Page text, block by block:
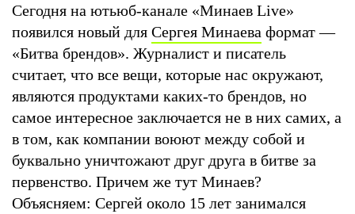
Сегодня на ютьюб-канале «Минаев Live»
появился новый для Сергея Минаева формат —
«Битва брендов». Журналист и писатель
считает, что все вещи, которые нас окружают,
являются продуктами каких-то брендов, но
самое интересное заключается не в них самих, а
в том, как компании воюют между собой и
буквально уничтожают друг друга в битве за
первенство. Причем же тут Минаев?
Объясняем: Сергей около 15 лет занимался